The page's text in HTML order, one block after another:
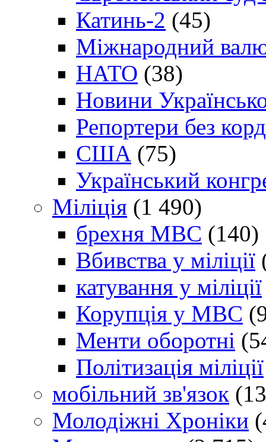
Катинь-2 (45)
Міжнародний
НАТО (38)
Новини
Репортери без
США (75)
Український
Міліція (1 490)
брехня МВС (140)
Вбивства у міліції
катування у міліції
Корупція у МВС
Менти оборотні
Політизація міліції
мобільний зв'язок
Молодіжні Хроніки